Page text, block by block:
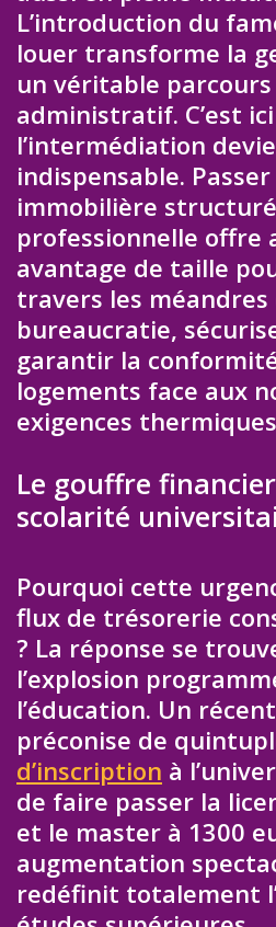
L’introduction du
louer transforme la
un véritable
administratif. C’est
l’intermédiation
indispensable.
immobilière
professionnelle offre
avantage de taille
travers les méandres
bureaucratie,
garantir la
logements face aux
exigences
Le gouffre
scolarité
Pourquoi cette
flux de trésorerie
? La réponse se
l’explosion
l’éducation. Un
préconise de
d’inscription à
de faire passer la
et le master à 1300
augmentation
redéfinit totalement